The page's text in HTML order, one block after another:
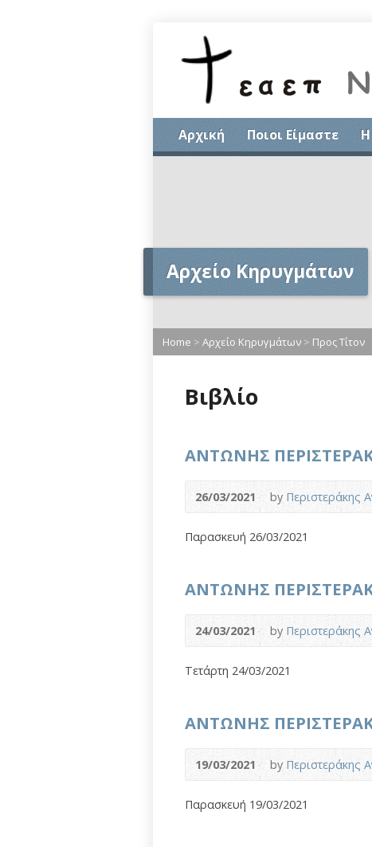
Αρχική Ποιοι Είμαστε Η
Αρχείο Κηρυγμάτων
Home > Αρχείο Κηρυγμάτων > Προς Τίτον
Βιβλίο
ΑΝΤΩΝΗΣ
26/03/2021 byΠεριστεράκης
Παρασκευή 26/03/2021
ΑΝΤΩΝΗΣ
24/03/2021 byΠεριστεράκης
Τετάρτη 24/03/2021
ΑΝΤΩΝΗΣ
19/03/2021 byΠεριστεράκης
Παρασκευή 19/03/2021